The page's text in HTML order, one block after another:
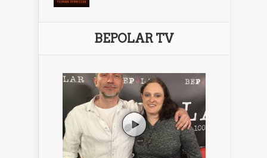
BEPOLAR TV